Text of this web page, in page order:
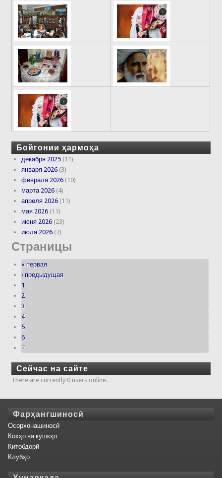
Бойгонии ҳармоҳа
декабря 2025 (11)
января 2026 (3)
февраля 2026 (10)
марта 2026 (4)
апреля 2026 (11)
мая 2026 (11)
июня 2026 (23)
июля 2026 (7)
Страницы
« первая
‹ предыдущая
1
2
3
4
5
6
7
Сейчас на сайте
There are currently 0 users online.
Фарҳангшиносӣ
Осорхонашиносӣ
Кохҳо ва кушкҳо
Китобдорӣ
Клубҳо